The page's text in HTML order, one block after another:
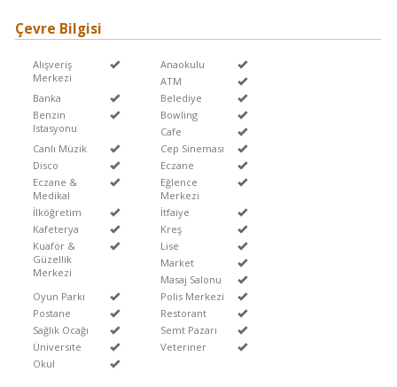
Çevre Bilgisi
Alışveriş
Merkezi
Anaokulu
ATM
Banka
Belediye
Benzin
Istasyonu
Bowling
Cafe
Canlı Müzik
Cep Sineması
Disco
Eczane
Eczane &
Medikal
Eğlence
Merkezi
İlköğretim
İtfaiye
Kafeterya
Kreş
Kuaför &
Güzellik
Merkezi
Lise
Market
Masaj Salonu
Oyun Parkı
Polis Merkezi
Postane
Restorant
Sağlık Ocağı
Semt Pazarı
Üniversite
Veteriner
Okul